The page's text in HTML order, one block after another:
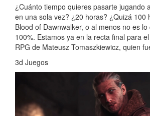
¿Cuánto tiempo quieres pasarte jugando
en una sola vez? ¿20 horas? ¿Quizá 100
Blood of Dawnwalker, o al menos no es
100%. Estamos ya en la recta final para
RPG de Mateusz Tomaszkiewicz, quien
3d Juegos